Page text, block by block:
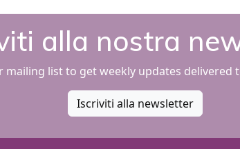
alla nostra
mailing list to get weekly updates delivered
Iscriviti alla newsletter